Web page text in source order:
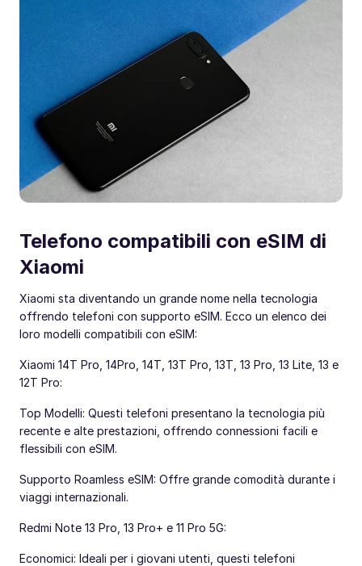
Telefono compatibili con eSIM di
Xiaomi
Xiaomi sta diventando un grande nome nella tecnologia
offrendo telefoni con supporto eSIM. Ecco un elenco dei
loro modelli compatibili con eSIM:
Xiaomi 14T Pro, 14Pro, 14T, 13T Pro, 13T, 13 Pro, 13 Lite, 13 e
12T Pro:
Top Modelli: Questi telefoni presentano la tecnologia più
recente e alte prestazioni, offrendo connessioni facili e
flessibili con eSIM.
Supporto Roamless eSIM: Offre grande comodità durante i
viaggi internazionali.
Redmi Note 13 Pro, 13 Pro+ e 11 Pro 5G:
Economici: Ideali per i giovani utenti, questi telefoni